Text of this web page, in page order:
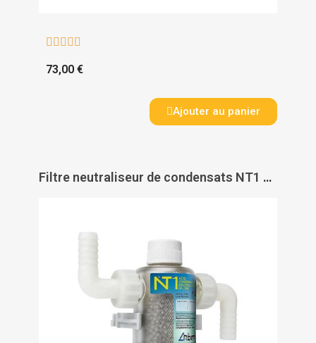
    
73,00 €
Ajouter au panier
Filtre neutraliseur de condensats NT1 pour chaudières à condensation 24-35 kW - RBM